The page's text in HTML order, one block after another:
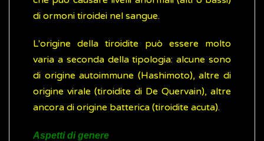
di ormoni tiroidei nel sangue.
L'origine della tiroidite può essere molto
varia a seconda della tipologia: alcune sono
di origine autoimmune (Hashimoto), altre di
origine virale (tiroidite di De Quervain), altre
ancora di origine batterica (tiroidite acuta).
Aspetti di genere